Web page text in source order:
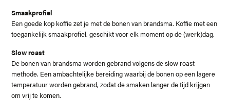
Smaakprofiel
Een goede kop koffie zet je met de bonen van brandsma. Koffie met een
toegankelijk smaakprofiel, geschikt voor elk moment op de (werk)dag.
Slow roast
De bonen van brandsma worden gebrand volgens de slow roast
methode. Een ambachtelijke bereiding waarbij de bonen op een lagere
temperatuur worden gebrand, zodat de smaken langer de tijd krijgen
om vrij te komen.